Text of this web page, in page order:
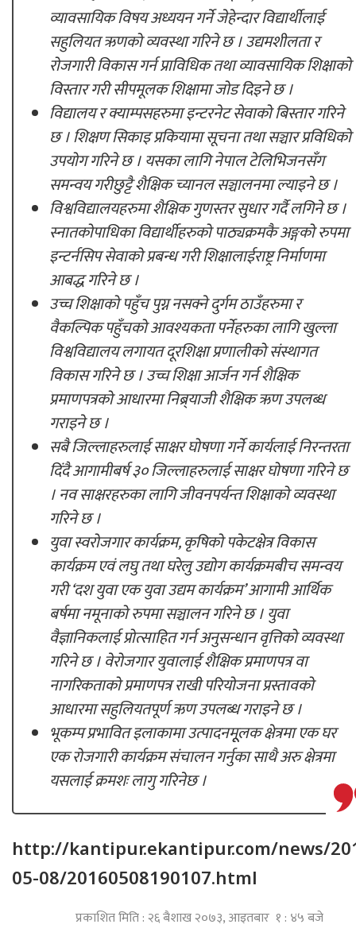
व्यावसायिक विषय अध्ययन गर्ने जेहेन्दार विद्यार्थीलाई
सहुलियत ऋणको व्यवस्था गरिने छ । उद्यमशीलता र
रोजगारी विकास गर्न प्राविधिक तथा व्यावसायिक शिक्षाको
विस्तार गरी सीपमूलक शिक्षामा जोड दिइने छ ।
विद्यालय र क्याम्पसहरुमा इन्टरनेट सेवाको बिस्तार गरिने
छ । शिक्षण सिकाइ प्रकियामा सूचना तथा सञ्चार प्रविधिको
उपयोग गरिने छ । यसका लागि नेपाल टेलिभिजनसँग
समन्वय गरीछुट्टै शैक्षिक च्यानल सञ्चालनमा ल्याइने छ ।
विश्वविद्यालयहरुमा शैक्षिक गुणस्तर सुधार गर्दै लगिने छ ।
स्नातकोपाधिका विद्यार्थीहरुको पाठ्यक्रमकै अङ्गको रुपमा
इन्टर्नसिप सेवाको प्रबन्ध गरी शिक्षालाईराष्ट्र निर्माणमा
आबद्ध गरिने छ ।
उच्च शिक्षाको पहुँच पुग्न नसक्ने दुर्गम ठाउँहरुमा र
वैकल्पिक पहुँचको आवश्यकता पर्नेहरुका लागि खुल्ला
विश्वविद्यालय लगायत दूरशिक्षा प्रणालीको संस्थागत
विकास गरिने छ । उच्च शिक्षा आर्जन गर्न शैक्षिक
प्रमाणपत्रको आधारमा निब्र्याजी शैक्षिक ऋण उपलब्ध
गराइने छ ।
सबै जिल्लाहरुलाई साक्षर घोषणा गर्ने कार्यलाई निरन्तरता
दिंदै आगामीबर्ष ३० जिल्लाहरुलाई साक्षर घोषणा गरिने छ
। नव साक्षरहरुका लागि जीवनपर्यन्त शिक्षाको व्यवस्था
गरिने छ ।
युवा स्वरोजगार कार्यक्रम, कृषिको पकेटक्षेत्र विकास
कार्यक्रम एवं लघु तथा घरेलु उद्योग कार्यक्रमबीच समन्वय
गरी ‘दश युवा एक युवा उद्यम कार्यक्रम’ आगामी आर्थिक
बर्षमा नमूनाको रुपमा सञ्चालन गरिने छ । युवा
वैज्ञानिकलाई प्रोत्साहित गर्न अनुसन्धान वृत्तिको व्यवस्था
गरिने छ । वेरोजगार युवालाई शैक्षिक प्रमाणपत्र वा
नागरिकताको प्रमाणपत्र राखी परियोजना प्रस्तावको
आधारमा सहुलियतपूर्ण ऋण उपलब्ध गराइने छ ।
भूकम्प प्रभावित इलाकामा उत्पादनमूूलक क्षेत्रमा एक घर
एक रोजगारी कार्यक्रम संचालन गर्नुका साथै अरु क्षेत्रमा
यसलाई क्रमशः लागु गरिनेछ ।
http://kantipur.ekantipur.com/news/
05-08/20160508190107.html
प्रकाशित मिति : २६ बैशाख २०७३, आइतबार १ : ४५ बजे